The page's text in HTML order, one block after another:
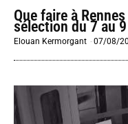
Que faire à
sélection du 7 au
Elouan Kermorgant -07/08/